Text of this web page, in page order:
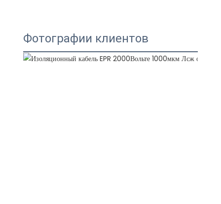
Фотографии клиентов